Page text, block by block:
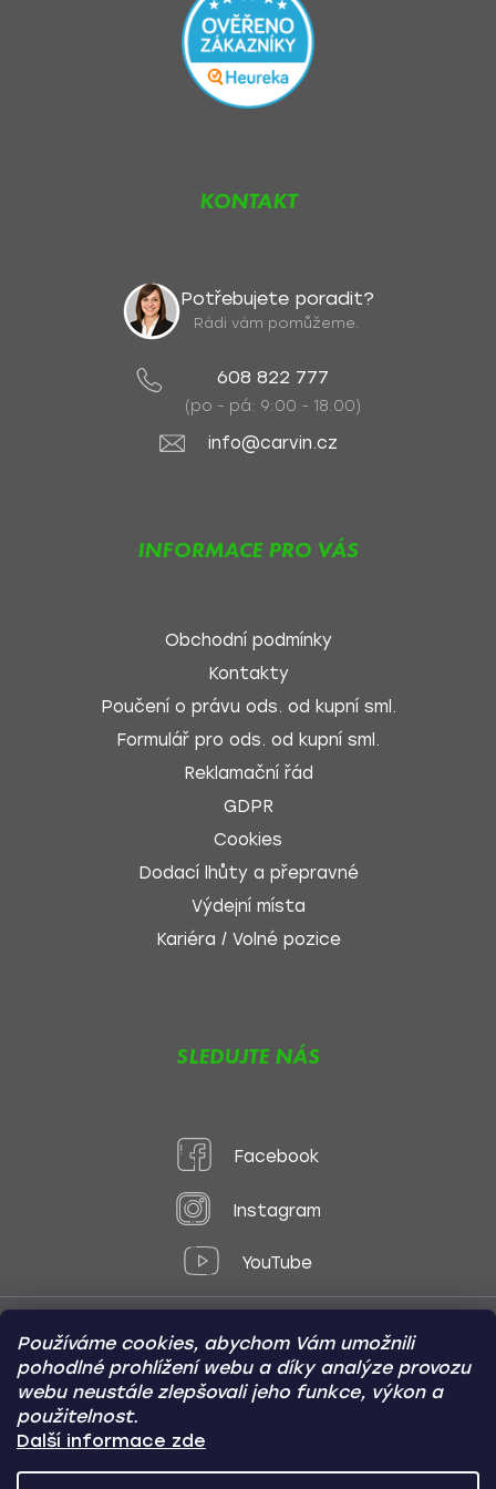
Používáme cookies, abychom Vám umožnili
pohodlné prohlížení webu a díky analýze provozu
webu neustále zlepšovali jeho funkce, výkon a
použitelnost.
Další informace zde
KONTAKT
Potřebujete poradit?
Rádi vám pomůžeme.
608 822 777
(po - pá: 9:00 - 18:00)
info@carvin.cz
INFORMACE PRO VÁS
Obchodní podmínky
Kontakty
Poučení o právu ods. od kupní sml.
Formulář pro ods. od kupní sml.
Reklamační řád
GDPR
Cookies
Dodací lhůty a přepravné
Výdejní místa
Kariéra / Volné pozice
SLEDUJTE NÁS
Facebook
Instagram
YouTube
Způsoby platby:
Online
Převod
Dobírka